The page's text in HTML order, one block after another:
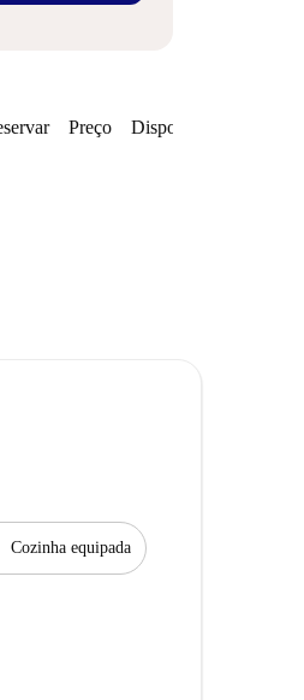
Preço Disponibilidades
Cozinha equipada